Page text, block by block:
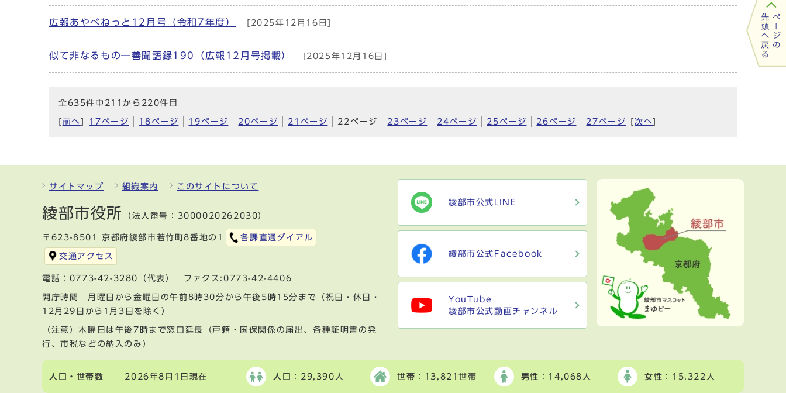
広報あやべねっと12月号（令和7年度） [2025年12月16日]
似て非なるもの―善聞語録190（広報12月号掲載） [2025年12月16日]
全635件中211から220件目
前へ 17ページ 18ページ 19ページ 20ページ 21ページ 22ページ 23ページ 24ページ 25ページ 26ページ 27ページ 次へ
サイトマップ 組織案内 このサイトについて
綾部市役所 （法人番号：3000020262030）
〒623-8501 京都府綾部市若竹町8番地の1 各課直通ダイアル
交通アクセス
電話： 0773-42-3280 （代表） ファクス:0773-42-4406
開庁時間 月曜日から金曜日の午前8時30分から午後5時15分まで（祝日・休日・
12月29日から1月3日を除く）
（注意）木曜日は午後7時まで窓口延長（戸籍・国保関係の届出、各種証明書の発
行、市税などの納入のみ）
綾部市公式LINE
綾部市公式Facebook
YouTube
綾部市公式動画チャンネル
人口・世帯数 2026年8月1日現在 人口 ：29,390人 世帯 ：13,821世帯 男性 ：14,068人 女性 ：15,322人